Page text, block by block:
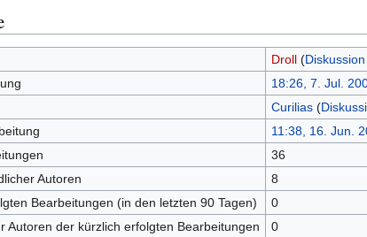
Droll (Diskussion
18:26, 7. Jul.
Curilias (
11:38, 16. Jun.
36
Autoren
8
Bearbeitungen (in den letzten 90 Tagen)
0
Autoren der kürzlich erfolgten Bearbeitungen
0